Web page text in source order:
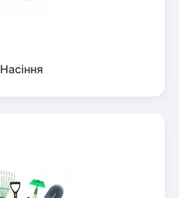
Насіння